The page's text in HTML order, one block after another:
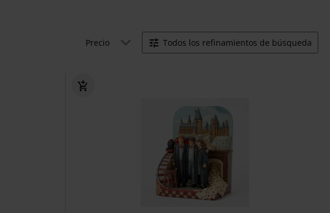
Precio Todos los refinamientos de búsqueda